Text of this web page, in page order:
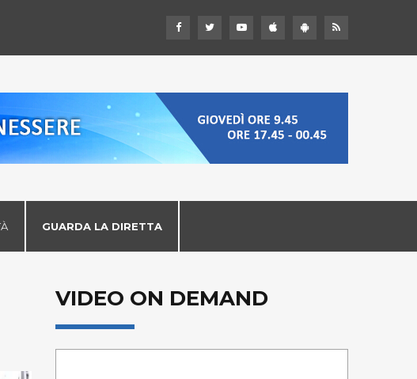
GUARDA LA DIRETTA
VIDEO ON DEMAND